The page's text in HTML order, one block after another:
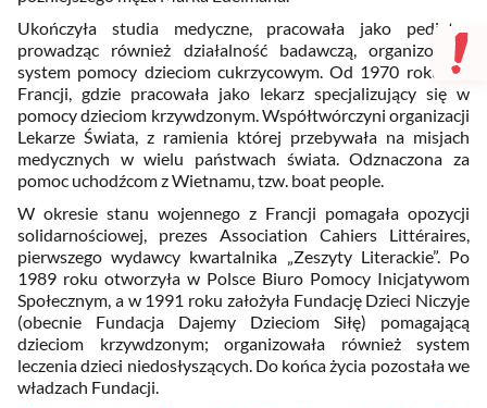
Ukończyła studia medyczne, pracowała jako pediatra
prowadząc również działalność badawczą, organizowała
system pomocy dzieciom cukrzycowym. Od 1970 roku we
Francji, gdzie pracowała jako lekarz specjalizujący się w
pomocy dzieciom krzywdzonym. Współtwórczyni organizacji
Lekarze Świata, z ramienia której przebywała na misjach
medycznych w wielu państwach świata. Odznaczona za
pomoc uchodźcom z Wietnamu, tzw. boat people.
W okresie stanu wojennego z Francji pomagała opozycji
solidarnościowej, prezes Association Cahiers Littéraires,
pierwszego wydawcy kwartalnika „Zeszyty Literackie”. Po
1989 roku otworzyła w Polsce Biuro Pomocy Inicjatywom
Społecznym, a w 1991 roku założyła Fundację Dzieci Niczyje
(obecnie Fundacja Dajemy Dzieciom Siłę) pomagającą
dzieciom krzywdzonym; organizowała również system
leczenia dzieci niedosłyszących. Do końca życia pozostała we
władzach Fundacji.